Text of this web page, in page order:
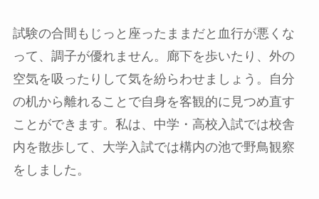
試験の合間もじっと座ったままだと血行が悪くな
って、調子が優れません。廊下を歩いたり、外の
空気を吸ったりして気を紛らわせましょう。自分
の机から離れることで自身を客観的に見つめ直す
ことができます。私は、中学・高校入試では校舎
内を散歩して、大学入試では構内の池で野鳥観察
をしました。